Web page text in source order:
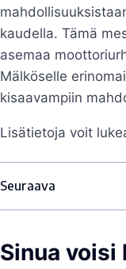
kaudella. Tämä
asemaa
Mälköselle
kisaavampiin
Lisätietoja voit
Seuraava
Sinua voisi